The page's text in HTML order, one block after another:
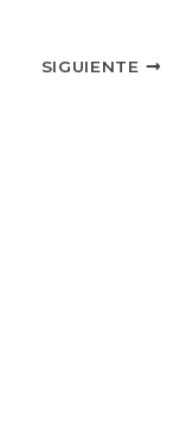
SIGUIENTE